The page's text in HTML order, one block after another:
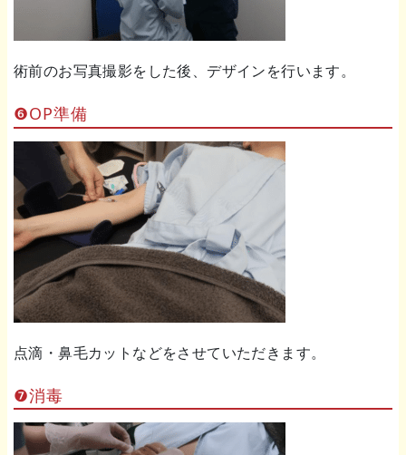
術前のお写真撮影をした後、デザインを行います。
❻OP準備
点滴・鼻毛カットなどをさせていただきます。
❼消毒